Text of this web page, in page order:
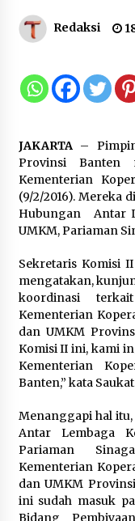
Redaksi
JAKARTA–
Provinsi Banten
Kementerian
(9/2/2016).
Hubungan Antar
UMKM, Pariaman
Sekretaris Komisi
mengatakan,
koordinasi
Kementerian
dan UMKM
Komisi II ini, kami
Kementerian
Banten,” kata
Menanggapi hal
Antar Lembaga
Pariaman
Kementerian
dan UMKM
ini sudah masuk
Bidang